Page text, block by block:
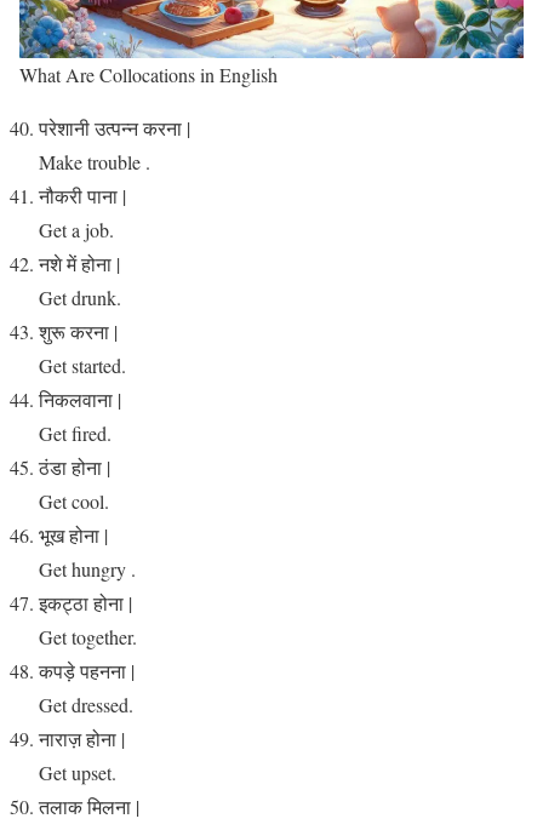
What Are Collocations in English
परेशानी उत्पन्न करना |
Make trouble .
नौकरी पाना |
Get a job.
नशे में होना |
Get drunk.
शुरू करना |
Get started.
निकलवाना |
Get fired.
ठंडा होना |
Get cool.
भूख होना |
Get hungry .
इकट्ठा होना |
Get together.
कपड़े पहनना |
Get dressed.
नाराज़ होना |
Get upset.
तलाक मिलना |